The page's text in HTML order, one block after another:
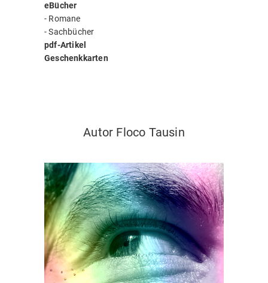
eBücher
- Romane
-Sachbücher
pdf-Artikel
Geschenkkarten
Autor Floco Tausin